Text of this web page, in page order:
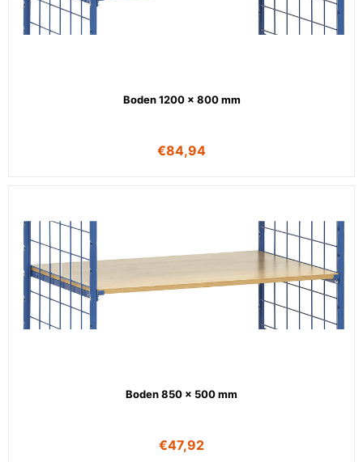
Boden 1200 x 800 mm
€84,94
Boden 850 x 500 mm
€47,92